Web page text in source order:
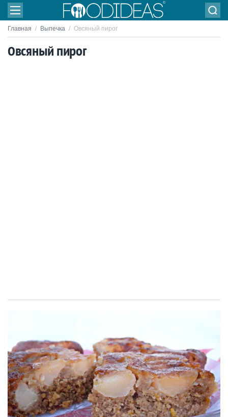
Главная / Выпечка / Овсяный пирог
Овсяный пирог